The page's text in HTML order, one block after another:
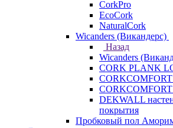
CorkPro
EcoCork
NaturalCork
Wicanders (Викандерс)
Назад
Wicanders
CORK PLANK
DEKWALL
покрытия
Пробковый пол